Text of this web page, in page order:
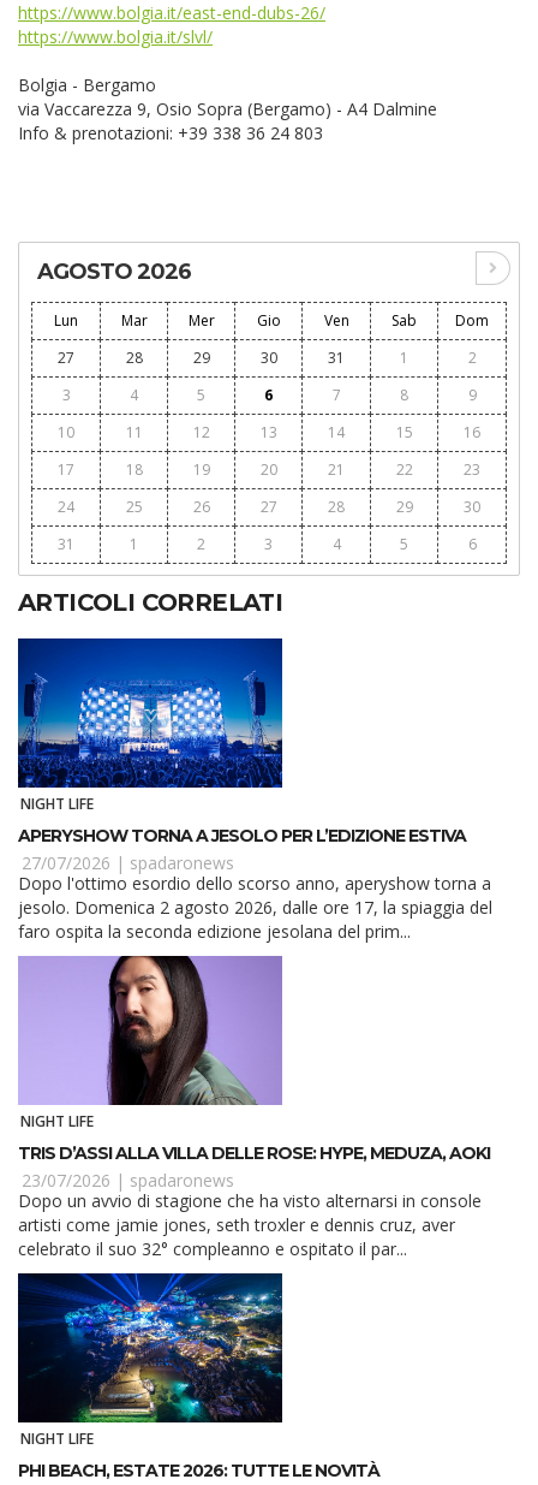
https://www.bolgia.it/east-end-dubs-26/
https://www.bolgia.it/slvl/
Bolgia - Bergamo
via Vaccarezza 9, Osio Sopra (Bergamo) - A4 Dalmine
Info & prenotazioni: +39 338 36 24 803
AGOSTO 2026
Lun Mar Mer Gio Ven Sab
Dom
27
28 29 30 31 1
2
3
4 5 6 7 8
9
10
11 12 13 14 15
16
17
18 19 20 21 22
23
24
25 26 27 28 29
30
31
1 2 3 4 5 6
ARTICOLI CORRELATI
NIGHT LIFE
APERYSHOW TORNA A JESOLO PER L’EDIZIONE ESTIVA
27/07/2026 | spadaronews
Dopo l'ottimo esordio dello scorso anno, aperyshow torna a
jesolo. Domenica 2 agosto 2026, dalle ore 17, la spiaggia del
faro ospita la seconda edizione jesolana del prim...
NIGHT LIFE
TRIS D’ASSI ALLA VILLA DELLE ROSE: HYPE, MEDUZA, AOKI
23/07/2026 | spadaronews
Dopo un avvio di stagione che ha visto alternarsi in console
artisti come jamie jones, seth troxler e dennis cruz, aver
celebrato il suo 32° compleanno e ospitato il par...
NIGHT LIFE
PHI BEACH, ESTATE 2026: TUTTE LE NOVITÀ